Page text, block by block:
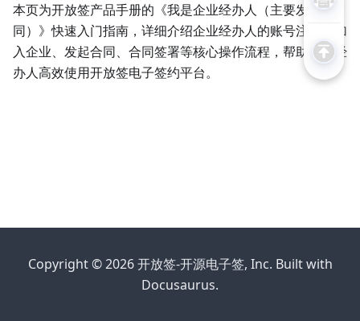
本页为开放签产品手册的《我是企业经办人（主要发起合
同）》快速入门指南，详细介绍企业经办人的账号注册、加
入企业、发起合同、合同签署等核心操作流程，帮助企业经
办人高效使用开放签电子签约平台。
Copyright © 2026 开放签-开源电子签, Inc. Built with
Docusaurus.